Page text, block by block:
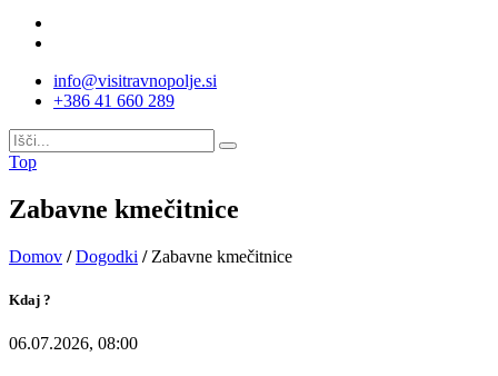
info@visitravnopolje.si
+386 41 660 289
Top
Zabavne kmečitnice
Domov / Dogodki / Zabavne kmečitnice
Kdaj ?
06.07.2026, 08:00